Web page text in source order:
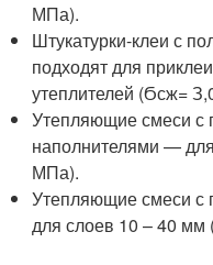
МПа).
Штукатурки-клеи с
подходят для
утеплителей (Ϭсж=
Утепляющие смеси с
наполнителями —
МПа).
Утепляющие смеси с
для слоев 10 – 40 мм